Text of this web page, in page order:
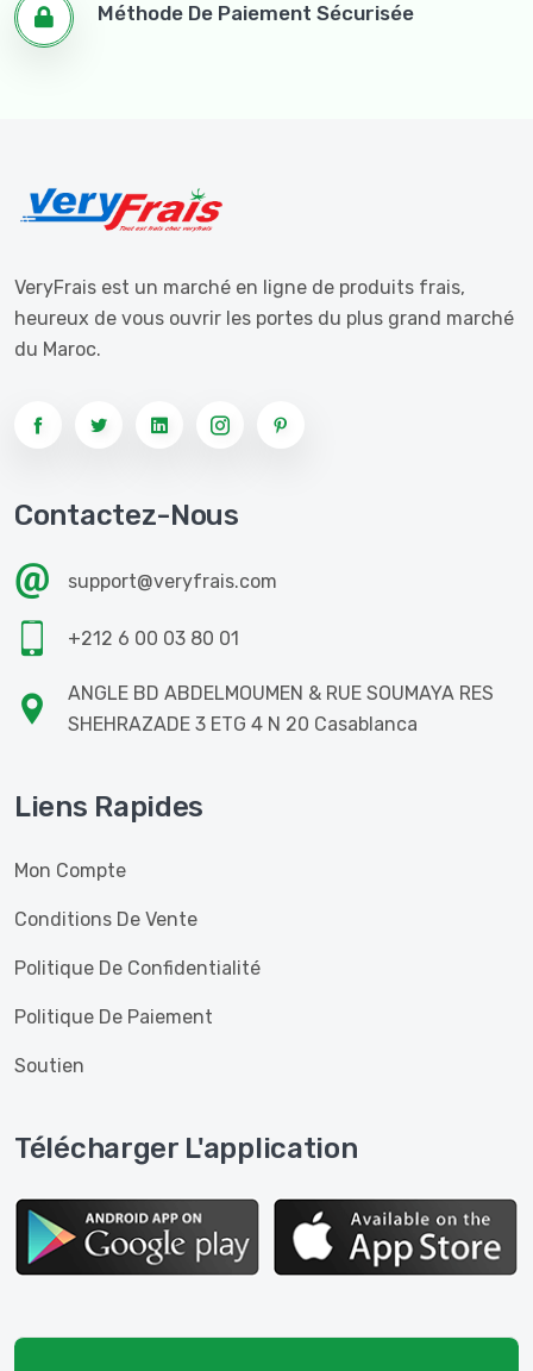
Méthode De Paiement Sécurisée
VeryFrais est un marché en ligne de produits frais,
heureux de vous ouvrir les portes du plus grand marché
du Maroc.
Contactez-Nous
support@veryfrais.com
+212 6 00 03 80 01
ANGLE BD ABDELMOUMEN & RUE SOUMAYA RES
SHEHRAZADE 3 ETG 4 N 20 Casablanca
Liens Rapides
Mon Compte
Conditions De Vente
Politique De Confidentialité
Politique De Paiement
Soutien
Télécharger L'application